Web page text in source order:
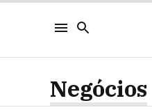
Negócios